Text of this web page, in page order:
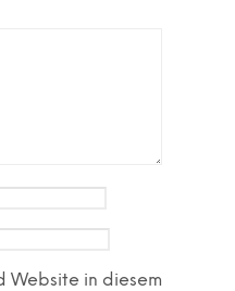
Website in diesem